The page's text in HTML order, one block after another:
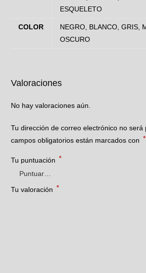
ESQUELETO
COLOR
NEGRO, BLANCO, GRIS,
OSCURO
Valoraciones
No hay valoraciones aún.
Tu dirección de correo electrónico no será
campos obligatorios están marcados con *
Tu puntuación *
Tu valoración *